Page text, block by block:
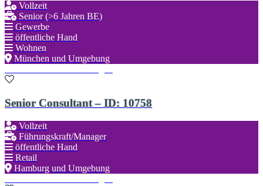
Vollzeit
Senior (>6 Jahren BE)
Gewerbe
öffentliche Hand
Wohnen
München und Umgebung
Senior Consultant – ID: 10758
Vollzeit
Führungskraft/Manager
öffentliche Hand
Retail
Hamburg und Umgebung